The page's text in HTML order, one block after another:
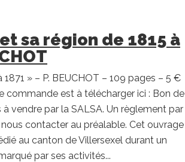
sa région de 1815 à
» – P. BEUCHOT – 109 pages – 5 €
commande est à télécharger ici : Bon de
vendre par la SALSA. Un règlement par
contacter au préalable. Cet ouvrage
au canton de Villersexel durant un
par ses activités...